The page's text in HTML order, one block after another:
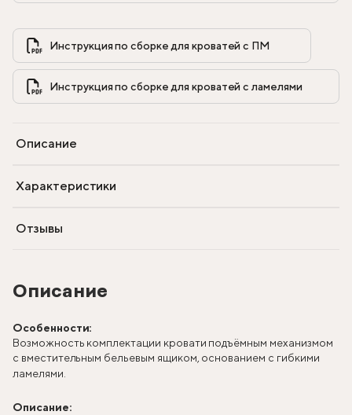
Описание
Особенности:
Возможность комплектации кровати подъёмным механизмом
с вместительным бельевым ящиком, основанием с гибкими
ламелями.
Описание:
Инструкция по сборке для кроватей с ПМ
Описание
Характеристики
Отзывы